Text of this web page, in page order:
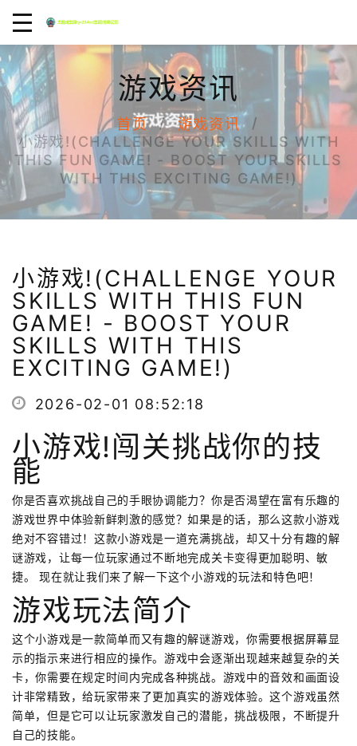
游戏资讯
首页
游戏资讯
小游戏!(CHALLENGE YOUR SKILLS WITH
THIS FUN GAME! - BOOST YOUR SKILLS
WITH THIS EXCITING GAME!)
小游戏!(CHALLENGE YOUR
SKILLS WITH THIS FUN
GAME! - BOOST YOUR
SKILLS WITH THIS
EXCITING GAME!)
2026-02-01 08:52:18
小游戏!闯关挑战你的技
能
你是否喜欢挑战自己的手眼协调能力？你是否渴望在富有乐趣的
游戏世界中体验新鲜刺激的感觉？如果是的话，那么这款小游戏
绝对不容错过！这款小游戏是一道充满挑战，却又十分有趣的解
谜游戏，让每一位玩家通过不断地完成关卡变得更加聪明、敏
捷。 现在就让我们来了解一下这个小游戏的玩法和特色吧！
游戏玩法简介
这个小游戏是一款简单而又有趣的解谜游戏，你需要根据屏幕显
示的指示来进行相应的操作。游戏中会逐渐出现越来越复杂的关
卡，你需要在规定时间内完成各种挑战。游戏中的音效和画面设
计非常精致，给玩家带来了更加真实的游戏体验。这个游戏虽然
简单，但是它可以让玩家激发自己的潜能，挑战极限，不断提升
自己的技能。